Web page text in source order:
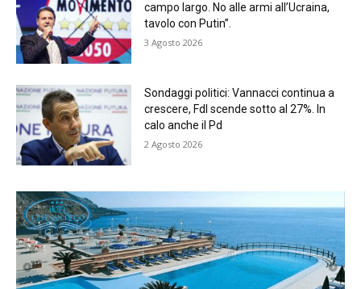
campo largo. No alle armi all’Ucraina,
tavolo con Putin”.
3 Agosto 2026
Sondaggi politici: Vannacci continua a
crescere, FdI scende sotto al 27%. In
calo anche il Pd
2 Agosto 2026